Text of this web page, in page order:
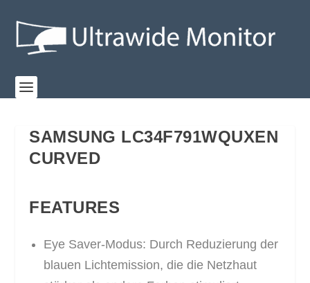
SAMSUNG LC34F791WQUXEN
CURVED
FEATURES
Eye Saver-Modus: Durch Reduzierung der
blauen Lichtemission, die die Netzhaut